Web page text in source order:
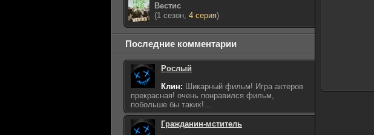
Вестис
(1 сезон, 4 серия)
Последние комментарии
Рослый
Клин: Шикарный фильм! Игра актеров
прекрасная! очень понравился фильм,
побольше бы таких!...
Гражданин-мститель